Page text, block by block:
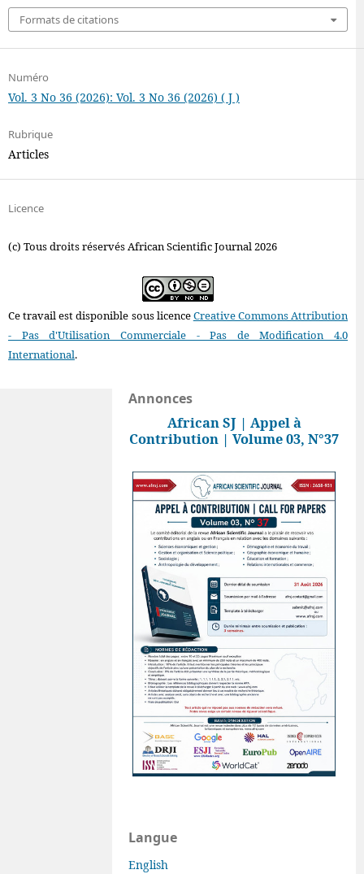
Formats de citations
Numéro
Vol. 3 No 36 (2026): Vol. 3 No 36 (2026) ( J )
Rubrique
Articles
Licence
(c) Tous droits réservés African Scientific Journal 2026
Ce travail est disponible sous licenceCreative Commons Attribution
- Pas d'Utilisation Commerciale - Pas de Modification 4.0
International.
Annonces
African SJ | Appel à
Contribution | Volume 03, N°37
Langue
English